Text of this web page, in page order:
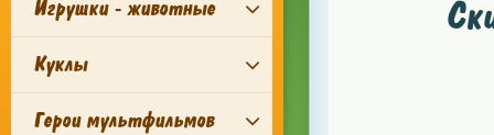
Игрушки - животные
Куклы
Герои мультфильмов